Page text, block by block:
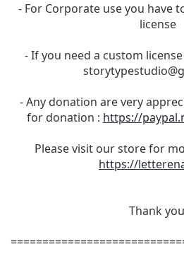
- For Corporate use you have
license
- If you need a custom
- Any donation are very
for donation : https://
Please visit our store for
https://
Thank